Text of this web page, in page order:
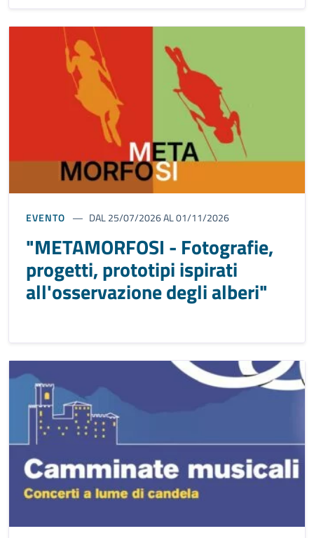
EVENTO DAL 25/07/2026 AL 01/11/2026
"METAMORFOSI - Fotografie,
progetti, prototipi ispirati
all'osservazione degli alberi"